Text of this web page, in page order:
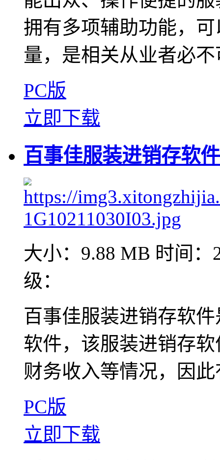
拥有多项辅助功能，
量，是相关从业者必
PC版
立即下载
百事佳服装进销存软
大小：9.88 MB 时间：
级：
百事佳服装进销存软
软件，该服装进销存
财务收入等情况，因
PC版
立即下载